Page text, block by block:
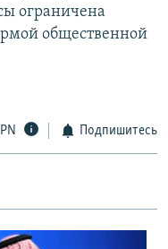
ограничена
общественной
Подпишитесь